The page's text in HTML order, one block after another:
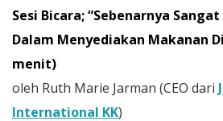
Sesi Bicara; “Sebenarnya
Dalam Menyediakan Makanan
menit)
oleh Ruth Marie Jarman (CEO dari
International KK)